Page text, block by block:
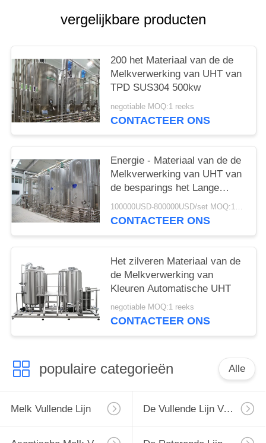
vergelijkbare producten
200 het Materiaal van de de
Melkverwerking van UHT van
TPD SUS304 500kw
negotiable MOQ:1 reeks
CONTACTEER ONS
Energie - Materiaal van de de
Melkverwerking van UHT van
de besparings het Lange
Houdbaarheid
100000USD-800000USD/set MOQ:1set
CONTACTEER ONS
Het zilveren Materiaal van de
de Melkverwerking van
Kleuren Automatische UHT
negotiable MOQ:1 reeks
CONTACTEER ONS
populaire categorieën Alle
Melk Vullende Lijn De Vullende Lijn Van De Monoblockmelk